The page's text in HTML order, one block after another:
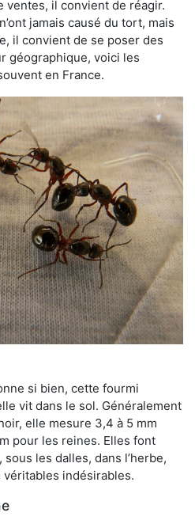
ventes, il convient de réagir.
jamais causé du tort, mais
il convient de se poser des
géographique, voici les
en France.
si bien, cette fourmi
vit dans le sol. Généralement
elle mesure 3,4 à 5 mm
pour les reines. Elles font
les dalles, dans l’herbe,
véritables indésirables.